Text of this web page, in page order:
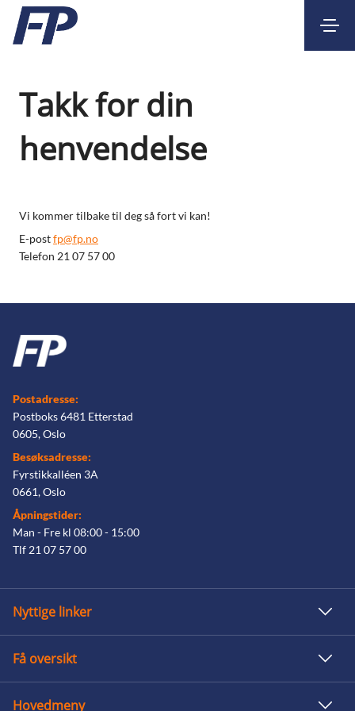
Takk for din
henvendelse
Vi kommer tilbake til deg så fort vi kan!
E-postfp@fp.no
Telefon 21 07 57 00
Nyttige linker
Få oversikt
Hovedmeny
Postadresse:
Postboks 6481 Etterstad
0605, Oslo
Besøksadresse:
Fyrstikkalléen 3A
0661, Oslo
Åpningstider:
Man - Fre kl 08:00 - 15:00
Tlf 21 07 57 00